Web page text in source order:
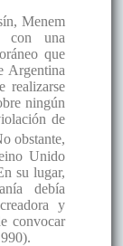
Menem
con una
que
Argentina
realizarse
ningún
de
obstante,
Unido
su lugar,
debía
y
convocar